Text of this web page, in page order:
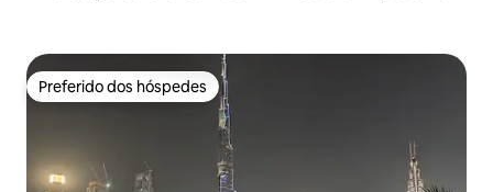
Preferido dos hóspedes
Preferido dos hóspedes